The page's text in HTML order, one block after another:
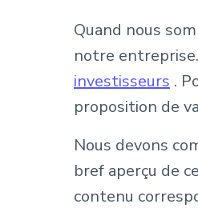
Quand nous
notre
investisseurs .
proposition de
Nous devons
bref aperçu de
contenu